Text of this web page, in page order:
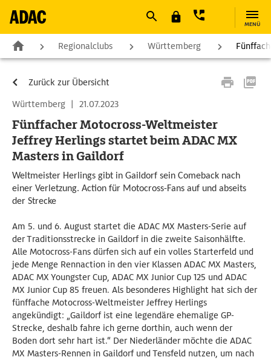
MENÜ
Regionalclubs Württemberg
Zurück zur Übersicht
Württemberg | 21.07.2023
Fünffacher Motocross-Weltmeister
Jeffrey Herlings startet beim ADAC MX
Masters in Gaildorf
Weltmeister Herlings gibt in Gaildorf sein Comeback nach
einer Verletzung. Action für Motocross-Fans auf und abseits
der Strecke
Am 5. und 6. August startet die ADAC MX Masters-Serie auf
der Traditionsstrecke in Gaildorf in die zweite Saisonhälfte.
Alle Motocross-Fans dürfen sich auf ein volles Starterfeld und
jede Menge Rennaction in den vier Klassen ADAC MX Masters,
ADAC MX Youngster Cup, ADAC MX Junior Cup 125 und ADAC
MX Junior Cup 85 freuen. Als besonderes Highlight hat sich der
fünffache Motocross-Weltmeister Jeffrey Herlings
angekündigt: „Gaildorf ist eine legendäre ehemalige GP-
Strecke, deshalb fahre ich gerne dorthin, auch wenn der
Boden dort sehr hart ist.“ Der Niederländer möchte die ADAC
MX Masters-Rennen in Gaildorf und Tensfeld nutzen, um nach